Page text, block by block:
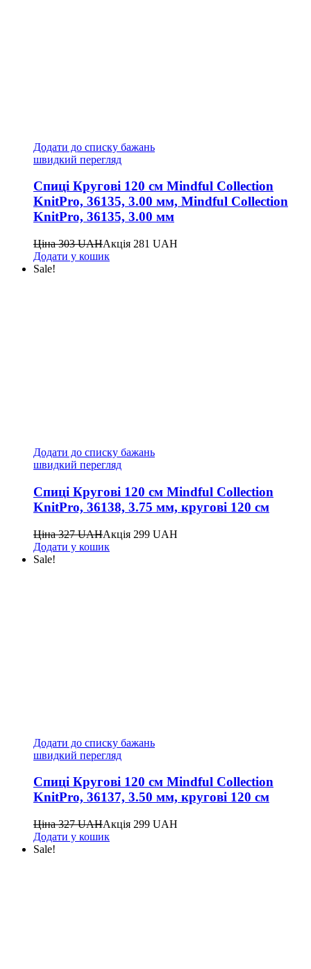
Додати до списку бажань
швидкий перегляд
Спиці Кругові 120 см Mindful Collection
KnitPro, 36135, 3.00 мм, Mindful Collection
KnitPro, 36135, 3.00 мм
Ціна303UAHАкція 281 UAH
Додати у кошик
Sale!
Додати до списку бажань
швидкий перегляд
Спиці Кругові 120 см Mindful Collection
KnitPro, 36138, 3.75 мм, кругові 120 см
Ціна327UAHАкція 299 UAH
Додати у кошик
Sale!
Додати до списку бажань
швидкий перегляд
Спиці Кругові 120 см Mindful Collection
KnitPro, 36137, 3.50 мм, кругові 120 см
Ціна327UAHАкція 299 UAH
Додати у кошик
Sale!